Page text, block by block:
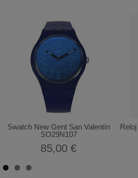
Swatch New Gent San Valentín
SO29N107
85,00 €